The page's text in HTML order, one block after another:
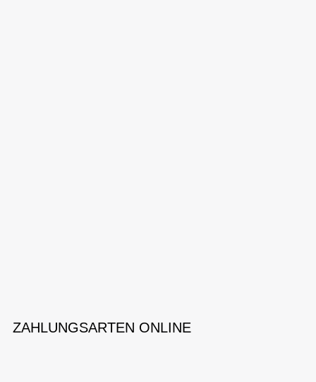
ZAHLUNGSARTEN ONLINE